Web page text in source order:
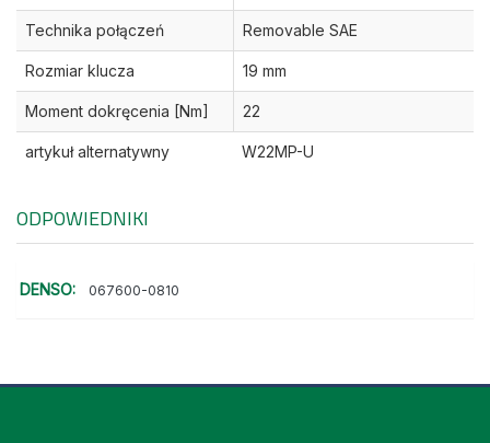
Technika połączeń Removable SAE
Rozmiar klucza 19 mm
Moment dokręcenia [Nm] 22
artykuł alternatywny W22MP-U
ODPOWIEDNIKI
DENSO: 067600-0810